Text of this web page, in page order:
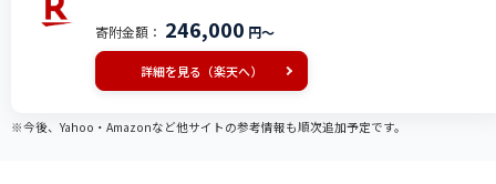
い [e37-x009_03]
寄附金額： 246,000 円～
詳細を見る（楽天へ）
※今後、Yahoo・Amazonなど他サイトの参考情報も順次追加予定です。